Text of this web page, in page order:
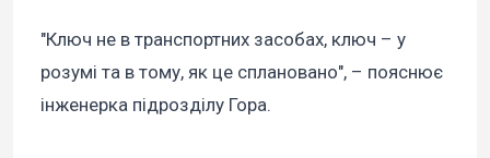
"Ключ не в транспортних засобах, ключ – у
розумі та в тому, як це сплановано", – пояснює
інженерка підрозділу Гора.